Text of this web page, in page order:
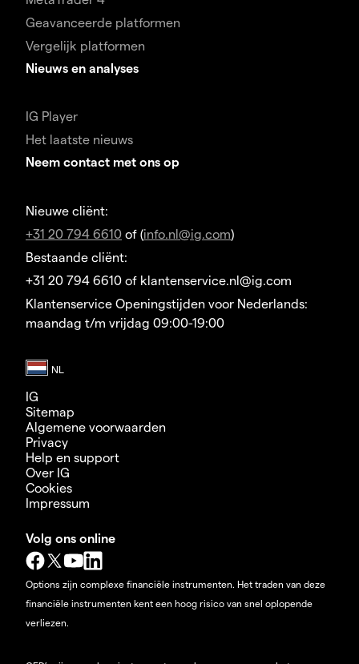
Geavanceerde platformen
Vergelijk platformen
Nieuws en analyses
IG Player
Het laatste nieuws
Neem contact met ons op
Nieuwe cliënt:
+31 20 794 6610 of (info.nl@ig.com)
Bestaande cliënt:
+31 20 794 6610 of klantenservice.nl@ig.com
Klantenservice Openingstijden voor Nederlands:
maandag t/m vrijdag 09:00-19:00
IG
Sitemap
Algemene voorwaarden
Privacy
Help en support
Over IG
Cookies
Impressum
Volg ons online
Options zijn complexe financiële instrumenten. Het traden van deze
financiële instrumenten kent een hoog risico van snel oplopende
verliezen.